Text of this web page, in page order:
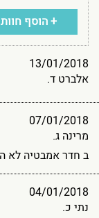
+ הוסף
13/01/2018
אלברט ד.
07/01/2018
מרינה ג.
ב חדר אמבטיה לא
04/01/2018
נתי כ.